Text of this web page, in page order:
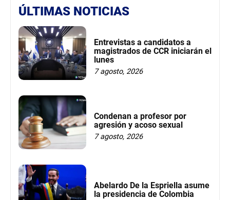
ÚLTIMAS NOTICIAS
Entrevistas a candidatos a
magistrados de CCR iniciarán el
lunes
7 agosto, 2026
Condenan a profesor por
agresión y acoso sexual
7 agosto, 2026
Abelardo De la Espriella asume
la presidencia de Colombia